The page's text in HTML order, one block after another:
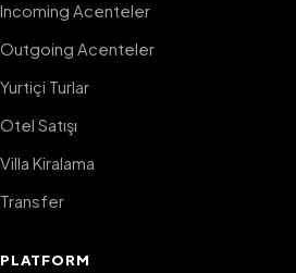
Incoming Acenteler
Outgoing Acenteler
Yurtiçi Turlar
Otel Satışı
Villa Kiralama
Transfer
PLATFORM